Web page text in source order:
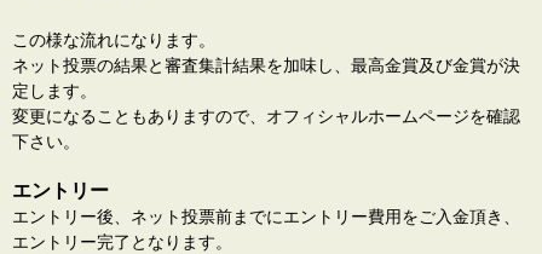
この様な流れになります。
ネット投票の結果と審査集計結果を加味し、最高金賞及び金賞が決
定します。
変更になることもありますので、オフィシャルホームページを確認
下さい。
エントリー
エントリー後、ネット投票前までにエントリー費用をご入金頂き、
エントリー完了となります。